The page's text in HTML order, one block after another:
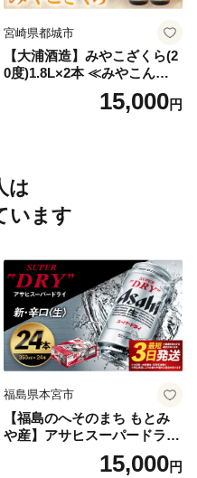
宮崎県都城市
【大浦酒造】みやこざくら(2
0度)1.8L×2本 ≪みやこんじょ
特急便≫_MJ-077115,000円
は
います
福島県本宮市
【福島のへそのまち もとみ
や産】アサヒスーパードライ
350ml×24本 合計8.4L 1ケー
ス アルコール度数5% 缶ビー
15,000円